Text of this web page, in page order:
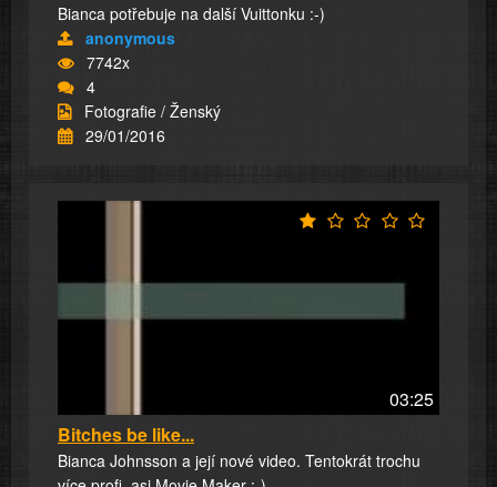
Bianca potřebuje na další Vuittonku :-)
anonymous
7742x
4
Fotografie / Ženský
29/01/2016
03:25
Bitches be like...
Bianca Johnsson a její nové video. Tentokrát trochu